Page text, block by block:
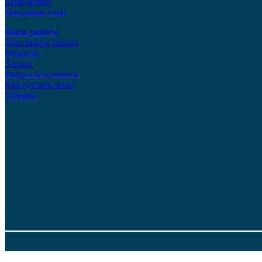
Винтовые сваи
Наши работы
Доставка и оплата
Новости
Акции
Вопросы и ответы
Как сделать заказ
Отзывы